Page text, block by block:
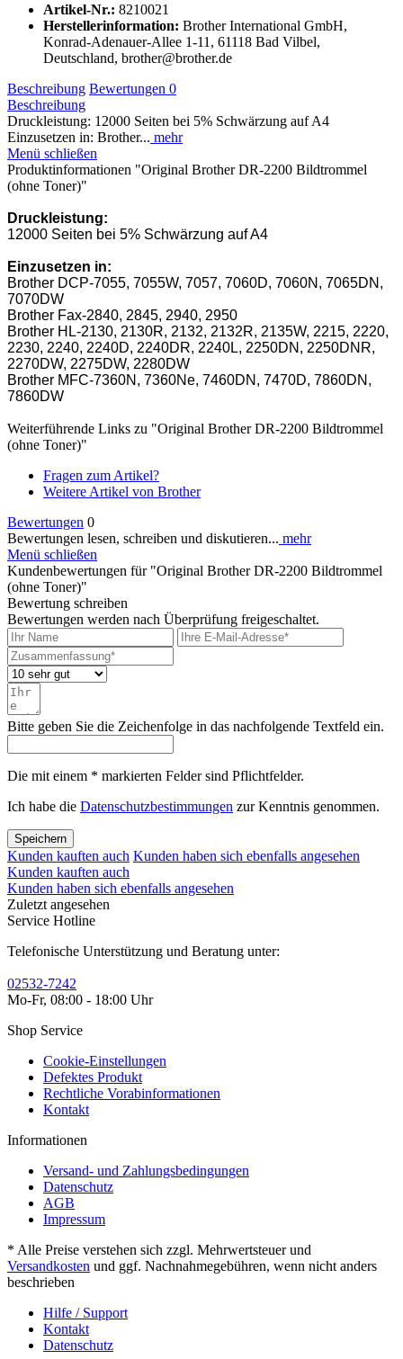
Artikel-Nr.: 8210021
Herstellerinformation: Brother International GmbH,
Konrad-Adenauer-Allee 1-11, 61118 Bad Vilbel,
Deutschland, brother@brother.de
Beschreibung Bewertungen 0
Beschreibung
Druckleistung: 12000 Seiten bei 5% Schwärzung auf A4
Einzusetzen in: Brother... mehr
Menü schließen
Produktinformationen "Original Brother DR-2200 Bildtrommel
(ohne Toner)"
Druckleistung:
12000 Seiten bei 5% Schwärzung auf A4
Einzusetzen in:
Brother DCP-7055, 7055W, 7057, 7060D, 7060N, 7065DN,
7070DW
Brother Fax-2840, 2845, 2940, 2950
Brother HL-2130, 2130R, 2132, 2132R, 2135W, 2215, 2220,
2230, 2240, 2240D, 2240DR, 2240L, 2250DN, 2250DNR,
2270DW, 2275DW, 2280DW
Brother MFC-7360N, 7360Ne, 7460DN, 7470D, 7860DN,
7860DW
Weiterführende Links zu "Original Brother DR-2200 Bildtrommel
(ohne Toner)"
Fragen zum Artikel?
Weitere Artikel von Brother
Bewertungen 0
Bewertungen lesen, schreiben und diskutieren... mehr
Menü schließen
Kundenbewertungen für "Original Brother DR-2200 Bildtrommel
(ohne Toner)"
Bewertung schreiben
Bewertungen werden nach Überprüfung freigeschaltet.
Bitte geben Sie die Zeichenfolge in das nachfolgende Textfeld ein.
Die mit einem * markierten Felder sind Pflichtfelder.
Ich habe die Datenschutzbestimmungen zur Kenntnis genommen.
Speichern
Kunden kauften auch Kunden haben sich ebenfalls angesehen
Kunden kauften auch
Kunden haben sich ebenfalls angesehen
Zuletzt angesehen
Service Hotline
Telefonische Unterstützung und Beratung unter:
02532-7242
Mo-Fr, 08:00 - 18:00 Uhr
Shop Service
Cookie-Einstellungen
Defektes Produkt
Rechtliche Vorabinformationen
Kontakt
Informationen
Versand- und Zahlungsbedingungen
Datenschutz
AGB
Impressum
* Alle Preise verstehen sich zzgl. Mehrwertsteuer und
Versandkosten und ggf. Nachnahmegebühren, wenn nicht anders
beschrieben
Hilfe / Support
Kontakt
Datenschutz